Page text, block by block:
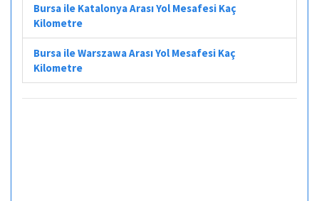
Bursa ile Katalonya Arası Yol Mesafesi Kaç
Kilometre
Bursa ile Warszawa Arası Yol Mesafesi Kaç
Kilometre